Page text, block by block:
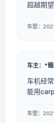
超越期
车型：
车主：*龍
车机经
能用
车型：